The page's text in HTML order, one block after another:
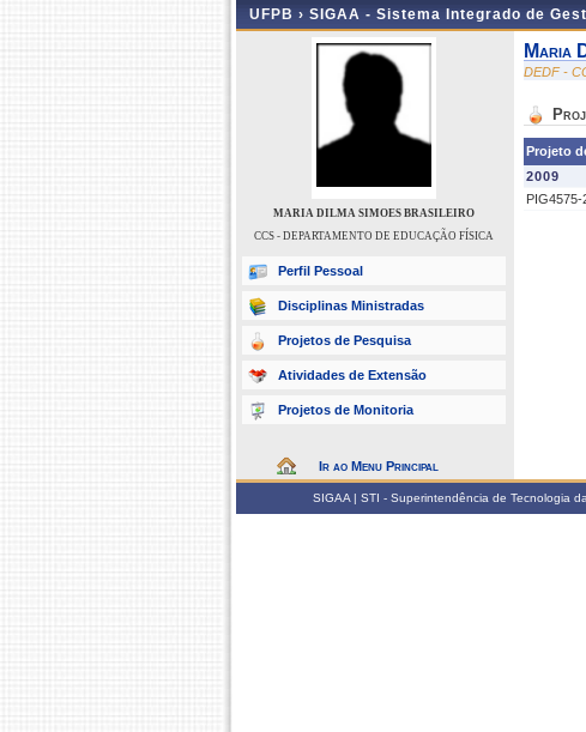
UFPB › SIGAA - Sistema Integrado de
MARIA DILMA SIMOES BRASILEIRO
CCS - DEPARTAMENTO DE EDUCAÇÃO FÍSICA
Perfil Pessoal
Disciplinas Ministradas
Projetos de Pesquisa
Atividades de Extensão
Projetos de Monitoria
Ir ao Menu Principal
Maria
DEDF -
Projeto
2009
PIG4575-
SIGAA | STI - Superintendência de Tecnologia